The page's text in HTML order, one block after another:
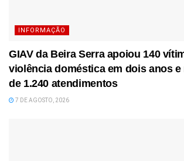
INFORMAÇÃO
GIAV da Beira Serra apoiou 140
violência doméstica em dois anos e
de 1.240 atendimentos
7 DE AGOSTO, 2026